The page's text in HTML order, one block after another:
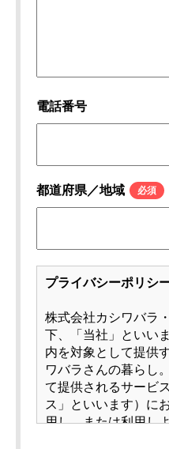
電話番号
都道府県／地域
プライバシーポリシ
株式会社カシワバラ
下、「当社」といい
内を対象として提供
ワバラさんの暮らし
て提供されるサービ
ス」といいます）に
用し、または利用し